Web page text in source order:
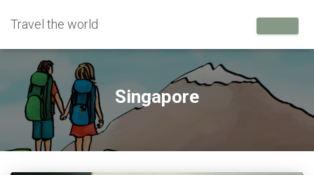
Travel the world
Singapore